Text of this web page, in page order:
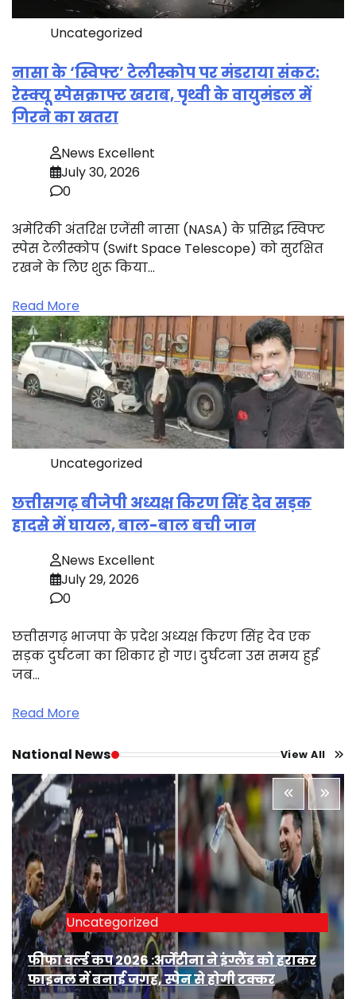
Uncategorized
नासा के ‘स्विफ्ट’ टेलीस्कोप पर मंडराया संकट:
रेस्क्यू स्पेसक्राफ्ट खराब, पृथ्वी के वायुमंडल में
गिरने का खतरा
News Excellent
July 30, 2026
0
अमेरिकी अंतरिक्ष एजेंसी नासा (NASA) के प्रसिद्ध स्विफ्ट
स्पेस टेलीस्कोप (Swift Space Telescope) को सुरक्षित
रखने के लिए शुरू किया…
Read More
Uncategorized
छत्तीसगढ़ बीजेपी अध्यक्ष किरण सिंह देव सड़क
हादसे में घायल, बाल-बाल बची जान
News Excellent
July 29, 2026
0
छत्तीसगढ़ भाजपा के प्रदेश अध्यक्ष किरण सिंह देव एक
सड़क दुर्घटना का शिकार हो गए। दुर्घटना उस समय हुई
जब…
Read More
National News View All
Uncategorized
फीफा वर्ल्ड कप 2026 :अर्जेंटीना ने इंग्लैंड को हराकर
फाइनल में बनाई जगह, स्पेन से होगी टक्कर